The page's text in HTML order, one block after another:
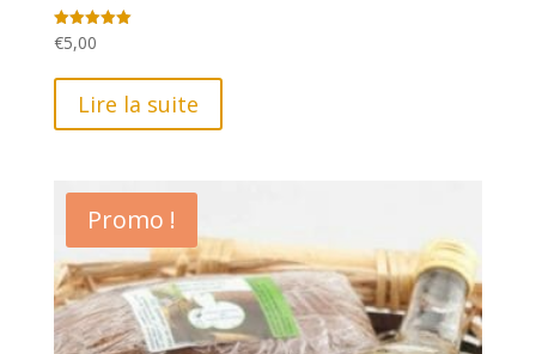
Note
5.00
€5,00
Lire la suite
Promo !